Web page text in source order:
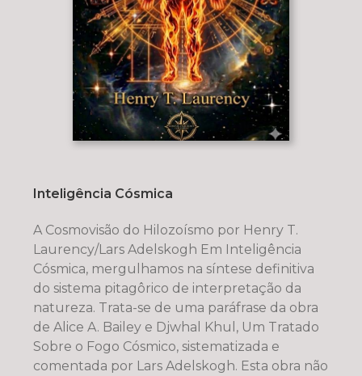
Inteligência Cósmica
A Cosmovisão do Hilozoísmo por Henry T.
Laurency/Lars Adelskogh Em Inteligência
Cósmica, mergulhamos na síntese definitiva
do sistema pitagôrico de interpretação da
natureza. Trata-se de uma paráfrase da obra
de Alice A. Bailey e Djwhal Khul, Um Tratado
Sobre o Fogo Cósmico, sistematizada e
comentada por Lars Adelskogh. Esta obra não